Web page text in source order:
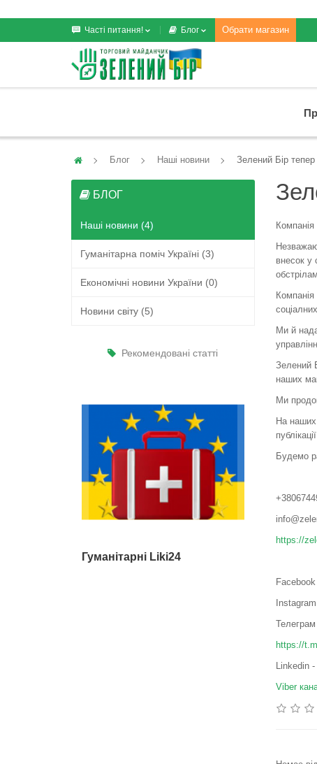
Часті питання! Блог Обрати магазин
Блог Наші новини Зелений Бір
БЛОГ
Наші новини (4)
Гуманітарна поміч Україні (3)
Економічні новини України (0)
Новини світу (5)
Рекомендовані статті
Гуманітарні Liki24
Компанія
внесок у
Ми й
Зелений
наших
Ми
На наших
Будемо
https://
Facebook
Телеграм
https://
Linkedin -
Viber